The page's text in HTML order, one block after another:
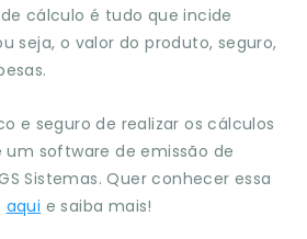
cálculo é tudo que incide
seja, o valor do produto, seguro,
e seguro de realizar os cálculos
um software de emissão de
Sistemas. Quer conhecer essa
aqui e saiba mais!